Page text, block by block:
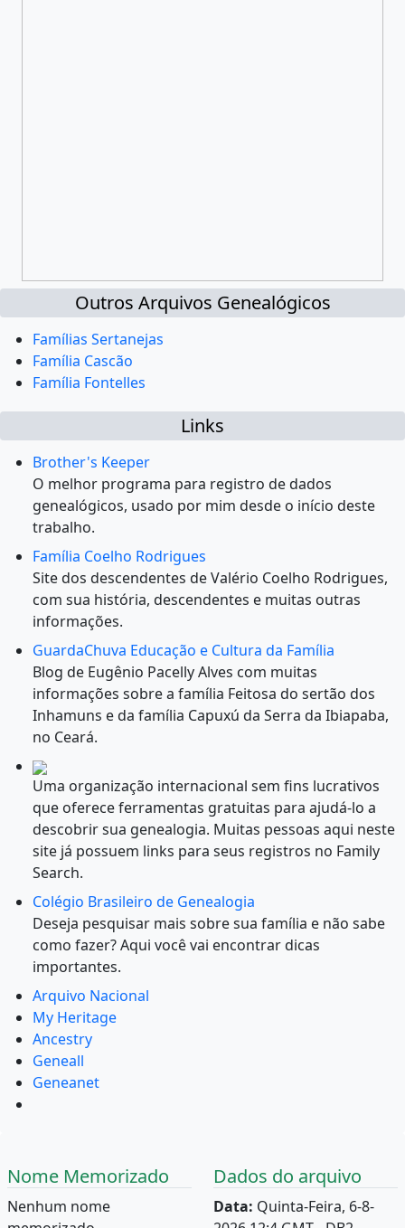
Outros Arquivos Genealógicos
Famílias Sertanejas
Família Cascão
Família Fontelles
Links
Brother's Keeper
O melhor programa para registro de dados
genealógicos, usado por mim desde o início deste
trabalho.
Família Coelho Rodrigues
Site dos descendentes de Valério Coelho Rodrigues,
com sua história, descendentes e muitas outras
informações.
GuardaChuva Educação e Cultura da Família
Blog de Eugênio Pacelly Alves com muitas
informações sobre a família Feitosa do sertão dos
Inhamuns e da família Capuxú da Serra da Ibiapaba,
no Ceará.
Uma organização internacional sem fins lucrativos
que oferece ferramentas gratuitas para ajudá-lo a
descobrir sua genealogia. Muitas pessoas aqui neste
site já possuem links para seus registros no Family
Search.
Colégio Brasileiro de Genealogia
Deseja pesquisar mais sobre sua família e não sabe
como fazer? Aqui você vai encontrar dicas
importantes.
Arquivo Nacional
My Heritage
Ancestry
Geneall
Geneanet
Nome Memorizado
Nenhum nome
Dados do arquivo
Data: Quinta-Feira, 6-8-